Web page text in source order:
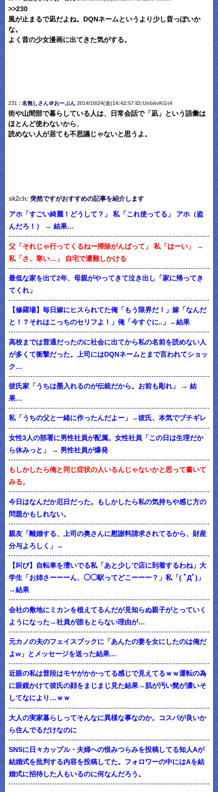
>>230
風が止まるで凪だよね。DQNネームというより少し昔っぽいか
な。
よく昔の少女漫画に出てきた気がする。
231 : 名無しさん＠おーぷん2014/10/24(金)14:42:57 ID:UnbkvKGt4
街や山間部で暮らしている人は、日常会話で「凪」という語彙は
ほとんど使わないから、
読めない人が居ても不思議じゃないと思うよ。
sk2ch: 突然ですがおすすめの記事を紹介します
アホ「すごい綺麗！どうして？」 私「これ使ってる」 アホ（盗
んだろ！） → 結果…
父「それじゃ行ってくるねー掃除がんばって」 私「はーい」 →
私「さ、寒い…」 自宅で遭難しかける
最低な家を出て2年、母親がやってきて泣き出し「家に帰ってき
てくれ」
【修羅場】毎日嫁にヒスられてた俺「もう限界だ！」嫁「なんだ
と！？それはこっちのセリフよ！」俺「今すぐに..」→結果
高校までは普通だったのに社会に出てから私の名前を読めない人
が多くて衝撃だった。上司にはDQNネームとまで言われてショッ
ク…
彼氏家「うちは墨入れるのが伝統だから。お前も彫れ」 → 結
果…
私「うちの父と一緒に作ったんだよー」→彼氏、本気でブチギレ
女性3人の部署に男性社員が配属。女性社員「この日は生理だか
ら休みっと」 → 男性社員が爆発
もしかしたら俺と同じ症状の人いるんじゃないかと思って書いて
みる。
今日はなんだか厄日だった。もしかしたら私の気持ちや感じ方の
問題かもしれない。
親友「離婚する、上司の奥さんに慰謝料請求されてるから、財産
分与よろしく」→
【叫び】自転車を漕いでる私「あと少しで店に到着するわね」大
学生「お姉さーーーん、◯◯駅ってどこーーー？」私「( ﾟДﾟ)」
→結果
会社の敷地にミカンを植えてるんだが見知らぬ親子がとっていく
ようになった→社員が誰もとらない理由が…
元カノの夫のフェイスブックに「あんたの妻を女にしたのは俺だ
よw」とメッセージを送った結果…
近眼の私は普段はモヤがかかってる感じで見えてるｗｗ運転の為
に眼鏡かけて彼氏の顔をまじまじ見た結果→肌が汚い髭が濃いそ
してなにより…ｗｗ
大人の実家暮らしってそんなに異様な事なのか。コスパが良いか
ら住んでるだけなのに
SNSに日々カップル・夫婦への恨みつらみを投稿してる知人Aが
結婚式を批判する内容を投稿してた。フォロワーの中にはAを結
婚式に招待した人もいるのに何なんだろう。